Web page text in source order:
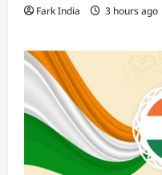
Fark India 3 hours ago